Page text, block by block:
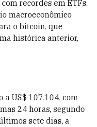
recordes em ETFs.
macroeconômico
o bitcoin, que
histórica anterior,
a US$ 107.104, com
24 horas, segundo
sete dias, a